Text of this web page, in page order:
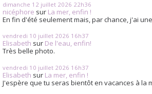
dimanche 12 juillet 2026 22h36
nicéphore sur La mer, enfin !
En fin d'été seulement mais, par chance, j'ai
vendredi 10 juillet 2026 16h37
Elisabeth sur De l'eau, enfin!
Très belle photo.
vendredi 10 juillet 2026 16h37
Elisabeth sur La mer, enfin !
J'espère que tu seras bientôt en vacances à la